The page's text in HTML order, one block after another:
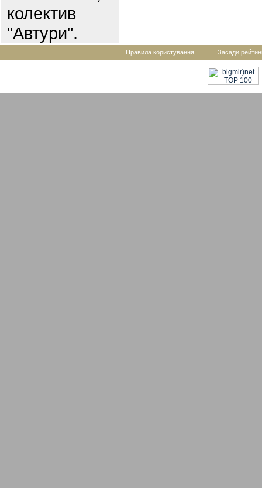
колектив
"Автури".
Правила користування Засади